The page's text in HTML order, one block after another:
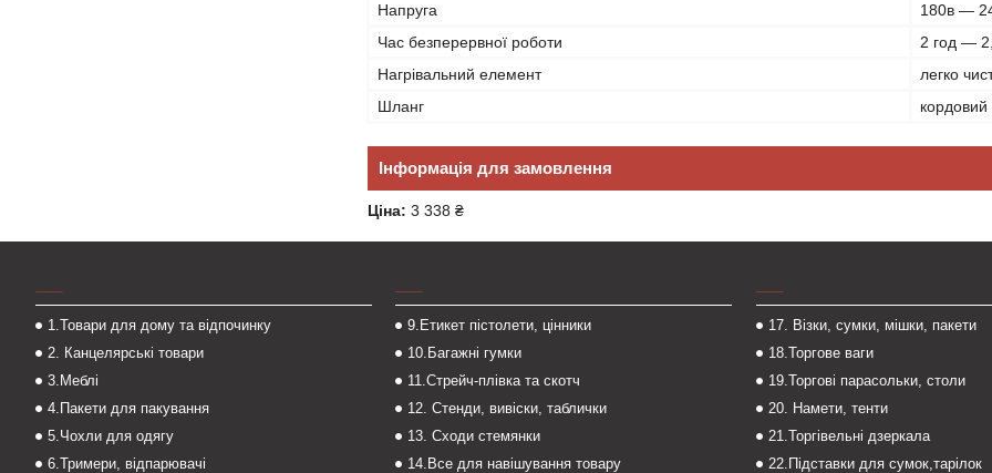
Напруга
180в —
Час безперервної роботи
2 год —
Нагрівальний елемент
легко
Шланг
кордовий
Інформація для замовлення
Ціна: 3 338 ₴
1.Товари для дому та відпочинку
2. Канцелярські товари
3.Меблі
4.Пакети для пакування
5.Чохли для одягу
6.Тримери, відпарювачі
9.Етикет пістолети, цінники
10.Багажні гумки
11.Стрейч-плівка та скотч
12. Стенди, вивіски, таблички
13. Сходи стемянки
14.Все для навішування товару
17. Візки, сумки, мішки, пакети
18.Торгове ваги
19.Торгові парасольки, столи
20. Намети, тенти
21.Торгівельні дзеркала
22.Підставки для сумок,тарілок